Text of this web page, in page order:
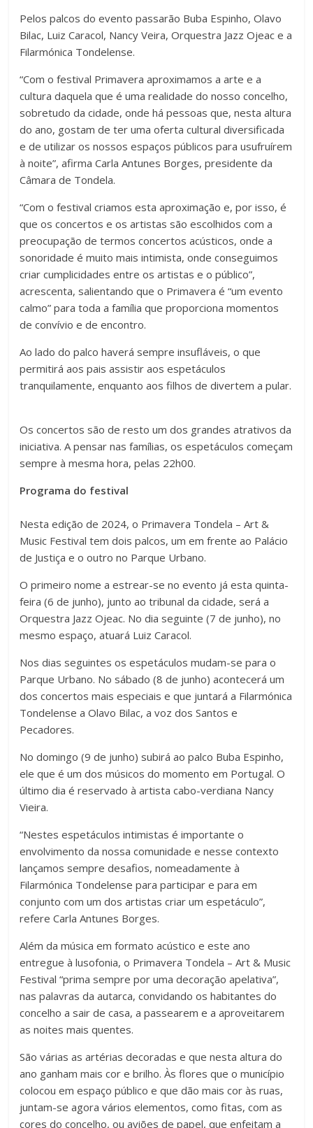
Pelos palcos do evento passarão Buba Espinho, Olavo
Bilac, Luiz Caracol, Nancy Veira, Orquestra Jazz Ojeac e a
Filarmónica Tondelense.
“Com o festival Primavera aproximamos a arte e a
cultura daquela que é uma realidade do nosso concelho,
sobretudo da cidade, onde há pessoas que, nesta altura
do ano, gostam de ter uma oferta cultural diversificada
e de utilizar os nossos espaços públicos para usufruírem
à noite”, afirma Carla Antunes Borges, presidente da
Câmara de Tondela.
“Com o festival criamos esta aproximação e, por isso, é
que os concertos e os artistas são escolhidos com a
preocupação de termos concertos acústicos, onde a
sonoridade é muito mais intimista, onde conseguimos
criar cumplicidades entre os artistas e o público”,
acrescenta, salientando que o Primavera é “um evento
calmo” para toda a família que proporciona momentos
de convívio e de encontro.
Ao lado do palco haverá sempre insufláveis, o que
permitirá aos pais assistir aos espetáculos
tranquilamente, enquanto aos filhos de divertem a pular.
Os concertos são de resto um dos grandes atrativos da
iniciativa. A pensar nas famílias, os espetáculos começam
sempre à mesma hora, pelas 22h00.
Programa do festival
Nesta edição de 2024, o Primavera Tondela – Art &
Music Festival tem dois palcos, um em frente ao Palácio
de Justiça e o outro no Parque Urbano.
O primeiro nome a estrear-se no evento já esta quinta-
feira (6 de junho), junto ao tribunal da cidade, será a
Orquestra Jazz Ojeac. No dia seguinte (7 de junho), no
mesmo espaço, atuará Luiz Caracol.
Nos dias seguintes os espetáculos mudam-se para o
Parque Urbano. No sábado (8 de junho) acontecerá um
dos concertos mais especiais e que juntará a Filarmónica
Tondelense a Olavo Bilac, a voz dos Santos e
Pecadores.
No domingo (9 de junho) subirá ao palco Buba Espinho,
ele que é um dos músicos do momento em Portugal. O
último dia é reservado à artista cabo-verdiana Nancy
Vieira.
“Nestes espetáculos intimistas é importante o
envolvimento da nossa comunidade e nesse contexto
lançamos sempre desafios, nomeadamente à
Filarmónica Tondelense para participar e para em
conjunto com um dos artistas criar um espetáculo”,
refere Carla Antunes Borges.
Além da música em formato acústico e este ano
entregue à lusofonia, o Primavera Tondela – Art & Music
Festival “prima sempre por uma decoração apelativa”,
nas palavras da autarca, convidando os habitantes do
concelho a sair de casa, a passearem e a aproveitarem
as noites mais quentes.
São várias as artérias decoradas e que nesta altura do
ano ganham mais cor e brilho. Às flores que o município
colocou em espaço público e que dão mais cor às ruas,
juntam-se agora vários elementos, como fitas, com as
cores do concelho, ou aviões de papel, que enfeitam a